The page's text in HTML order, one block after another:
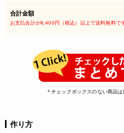
合計金額
お支払合計が6,400円（税込）以上で送料無料です
＊チェックボックスのない商品は
作り方